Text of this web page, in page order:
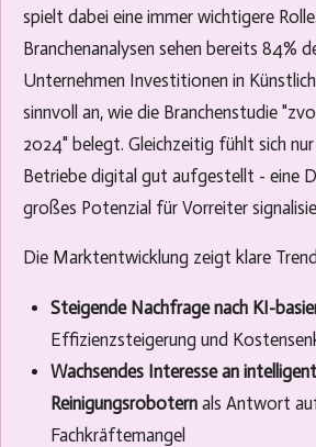
spielt dabei eine immer wichtigere
Branchenanalysen sehen bereits 84%
Unternehmen Investitionen in
sinnvoll an, wie die Branchenstudie
2024" belegt. Gleichzeitig fühlt sich
Betriebe digital gut aufgestellt - eine
großes Potenzial für Vorreiter
Die Marktentwicklung zeigt klare
Steigende Nachfrage nach KI-
Effizienzsteigerung und
Wachsendes Interesse an
Reinigungsrobotern als Antwort
Fachkräftemangel